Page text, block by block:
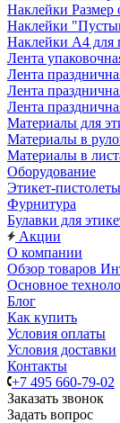
Наклейки Размер
Наклейки
Наклейки А4 для
Лента
Лента
Лента
Лента
Материалы для
Материалы в
Материалы в
Оборудование
Этикет-
Фурнитура
Булавки для
Акции
О компании
Обзор товаров
Основное
Блог
Как купить
Условия оплаты
Условия доставки
Контакты
+7 495 660-79-02
Заказать звонок
Задать вопрос